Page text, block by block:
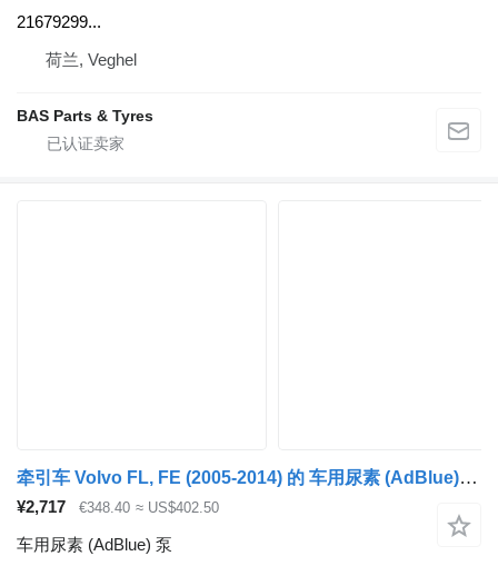
21679299...
荷兰, Veghel
BAS Parts & Tyres
牵引车 Volvo FL, FE (2005-2014) 的 车用尿素 (AdBlue) 泵 VOLVO, BOSCH 0444022067
¥2,717 €348.40 ≈ US$402.50
车用尿素 (AdBlue) 泵